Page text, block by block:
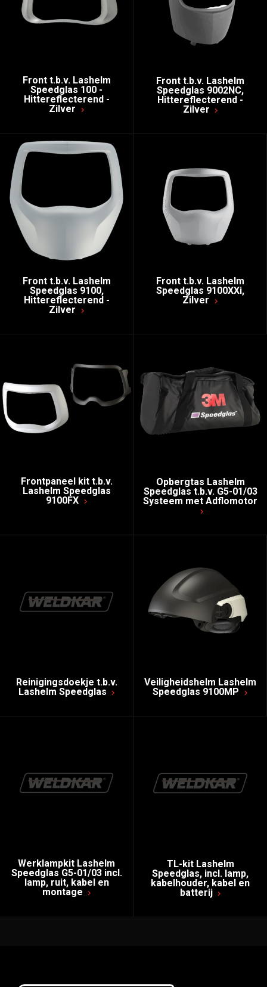
Front t.b.v. Lashelm
Speedglas 100 -
Hittereflecterend -
Zilver
Front t.b.v. Lashelm
Speedglas 9002NC,
Hittereflecterend -
Zilver
Front t.b.v. Lashelm
Speedglas 9100,
Hittereflecterend -
Zilver
Front t.b.v. Lashelm
Speedglas 9100XXi,
Zilver
Frontpaneel kit t.b.v.
Lashelm Speedglas
9100FX
Opbergtas Lashelm
Speedglas t.b.v. G5-01/03
Systeem met Adflomotor
Reinigingsdoekje t.b.v.
Lashelm Speedglas
Veiligheidshelm Lashelm
Speedglas 9100MP
Werklampkit Lashelm
Speedglas G5-01/03 incl.
lamp, ruit, kabel en
montage
TL-kit Lashelm
Speedglas, incl. lamp,
kabelhouder, kabel en
batterij